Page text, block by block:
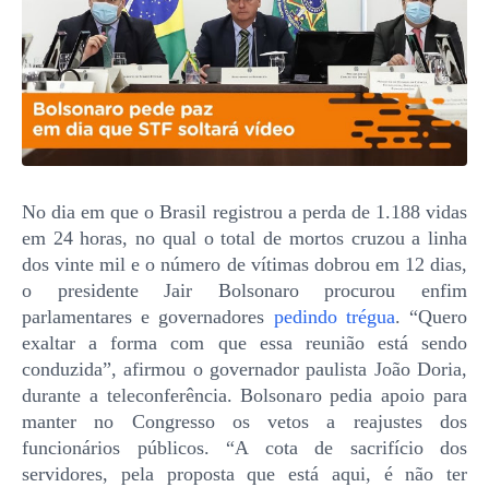
No dia em que o Brasil registrou a perda de 1.188 vidas
em 24 horas, no qual o total de mortos cruzou a linha
dos vinte mil e o número de vítimas dobrou em 12 dias,
o presidente Jair Bolsonaro procurou enfim
parlamentares e governadores pedindo trégua. “Quero
exaltar a forma com que essa reunião está sendo
conduzida”, afirmou o governador paulista João Doria,
durante a teleconferência. Bolsonaro pedia apoio para
manter no Congresso os vetos a reajustes dos
funcionários públicos. “A cota de sacrifício dos
servidores, pela proposta que está aqui, é não ter